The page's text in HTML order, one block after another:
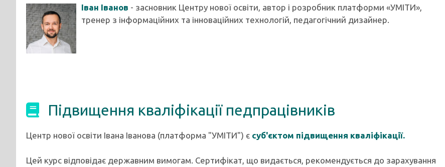
Іван Іванов - засновник Центру нової освіти, автор і розробник платформи «УМІТИ»,
тренер з інформаційних та інноваційних технологій, педагогічний дизайнер.
Підвищення кваліфікації педпрацівників
Центр нової освіти Івана Іванова (платформа "УМІТИ") є суб'єктом підвищення кваліфікації.
Цей курс відповідає державним вимогам. Сертифікат, що видається, рекомендується до зарахування